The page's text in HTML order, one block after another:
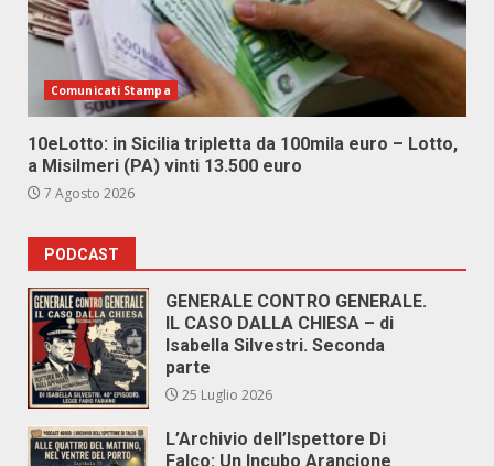
Comunicati Stampa
10eLotto: in Sicilia tripletta da 100mila euro – Lotto,
a Misilmeri (PA) vinti 13.500 euro
7 Agosto 2026
PODCAST
GENERALE CONTRO GENERALE.
IL CASO DALLA CHIESA – di
Isabella Silvestri. Seconda
parte
25 Luglio 2026
L’Archivio dell’Ispettore Di
Falco: Un Incubo Arancione